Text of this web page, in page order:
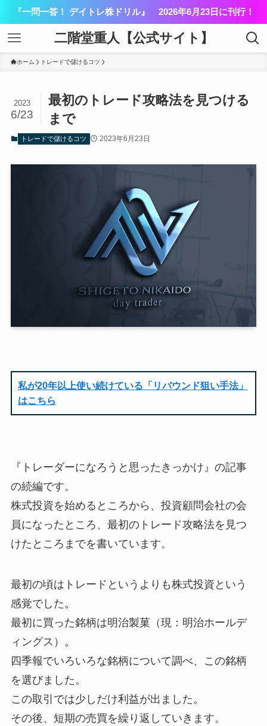
『一問一答！ デイトレ株ドリル』 2026年6月23日に刊行！
二階堂重人【公式サイト】
ホーム トレードで儲けるコツ
最初のトレード攻略法を見つける
まで
2023
6/23
トレードで儲けるコツ 2023年6月23日
私が20年以上使い続けている「リバウンド狙い手法」
はこちら
『トレーダーになろうと思ったきっかけ』の記事
の続編です。
株式投資を始めるところから、投資顧問会社の会
員になったところ、最初のトレード攻略法を見つ
けたところまでを書いています。
最初の頃はトレードというよりも株式投資という
感覚でした。
最初に買った銘柄は明治製菓（現：明治ホールデ
ィングス）。
四季報でいろいろな銘柄について調べ、この銘柄
を選びました。
この取引では少しだけ利益が出ました。
その後、短期の売買を繰り返していきます。